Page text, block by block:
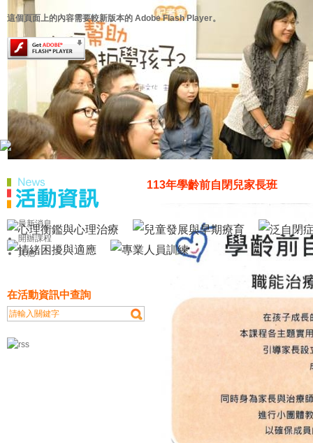
這個頁面上的內容需要較新版本的 Adobe Flash Player。
113年學齡前自閉兒家長班
最新消息
開辦課程
其他
在活動資訊中查詢